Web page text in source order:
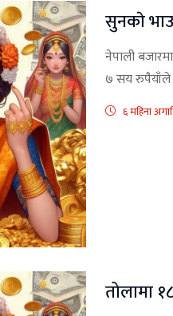
सुनकाे
नेपाली
७ सय रुपैयाँले
६ महिना
तोलामा